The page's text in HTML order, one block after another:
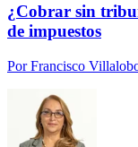
¿Cobrar sin
de impuestos
PorFrancisco